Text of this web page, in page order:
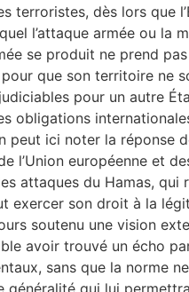
terroristes, dès lors que
l’attaque armée ou la
se produit ne prend
pour que son territoire ne
pour un autre
obligations
peut ici noter la réponse
l’Union européenne et
attaques du Hamas, qui
exercer son droit à la
soutenu une vision
avoir trouvé un écho
sans que la norme
généralité qui lui